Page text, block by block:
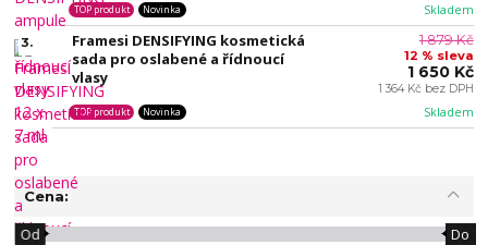
Skladem
TOP produkt Novinka
3.
Framesi DENSIFYING kosmetická
sada pro oslabené a řídnoucí
vlasy
Skladem
TOP produkt Novinka
1 879 Kč
12 % sleva
1 650 Kč
1 364 Kč bez DPH
Cena:
Od Do